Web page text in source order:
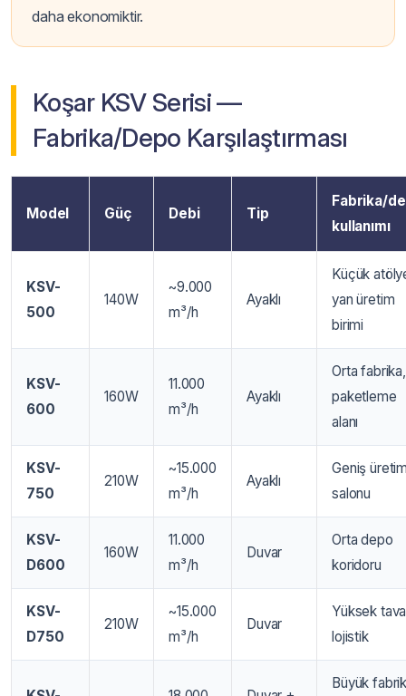
daha ekonomiktir.
Koşar KSV Serisi —
Fabrika/Depo Karşılaştırması
Model Güç Debi Tip
Fabrika/
kullanımı
KSV-
500
140W
~9.000
m³/h
Ayaklı
Küçük
yan üretim
birimi
KSV-
600
160W
11.000
m³/h
Ayaklı
Orta fabrika,
paketleme
alanı
KSV-
750
210W
~15.000
m³/h
Ayaklı
Geniş
salonu
KSV-
D600
160W
11.000
m³/h
Duvar
Orta depo
koridoru
KSV-
D750
210W
~15.000
m³/h
Duvar
Yüksek
lojistik
Büyük